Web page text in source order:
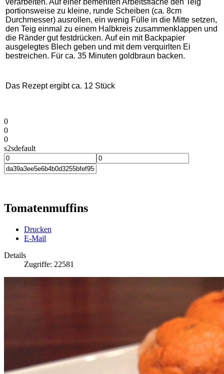
portionsweise zu kleine, runde Scheiben (ca. 8cm
Durchmesser) ausrollen, ein wenig Fülle in die Mitte setzen,
den Teig einmal zu einem Halbkreis zusammenklappen und
die Ränder gut festdrücken. Auf ein mit Backpapier
ausgelegtes Blech geben und mit dem verquirlten Ei
bestreichen. Für ca. 35 Minuten goldbraun backen.
Das Rezept ergibt ca. 12 Stück
0
0
0
s2sdefault
Tomatenmuffins
Drucken
E-Mail
Details
Zugriffe: 22581